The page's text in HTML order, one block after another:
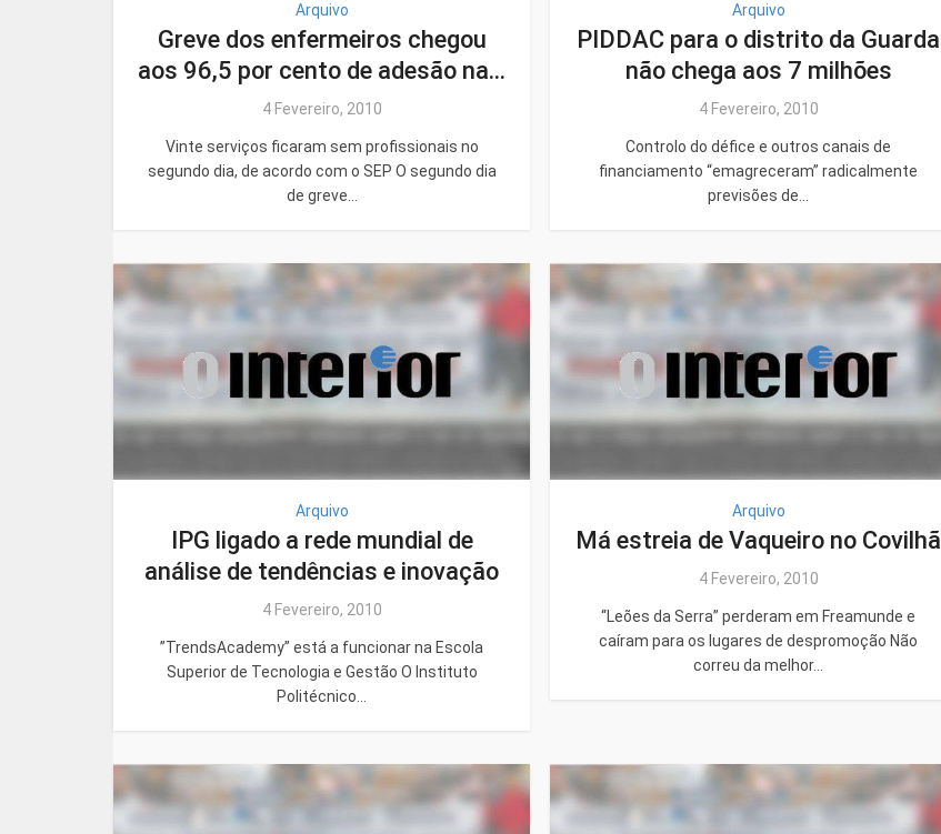
Arquivo
Greve dos enfermeiros chegou
aos 96,5 por cento de adesão na...
4 Fevereiro, 2010
Vinte serviços ficaram sem profissionais no
segundo dia, de acordo com o SEP O segundo dia
de greve...
Arquivo
PIDDAC para o distrito da Guarda
não chega aos 7 milhões
4 Fevereiro, 2010
Controlo do défice e outros canais de
financiamento “emagreceram” radicalmente
previsões de...
Arquivo
IPG ligado a rede mundial de
análise de tendências e inovação
4 Fevereiro, 2010
”TrendsAcademy” está a funcionar na Escola
Superior de Tecnologia e Gestão O Instituto
Politécnico...
Arquivo
Má estreia de Vaqueiro no Covilhã
4 Fevereiro, 2010
“Leões da Serra” perderam em Freamunde e
caíram para os lugares de despromoção Não
correu da melhor...